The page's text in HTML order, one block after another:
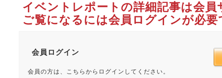
イベントレポートの詳細記事は会員
ご覧になるには会員ログインが必要
会員ログイン
会員の方は、こちらからログインしてください。